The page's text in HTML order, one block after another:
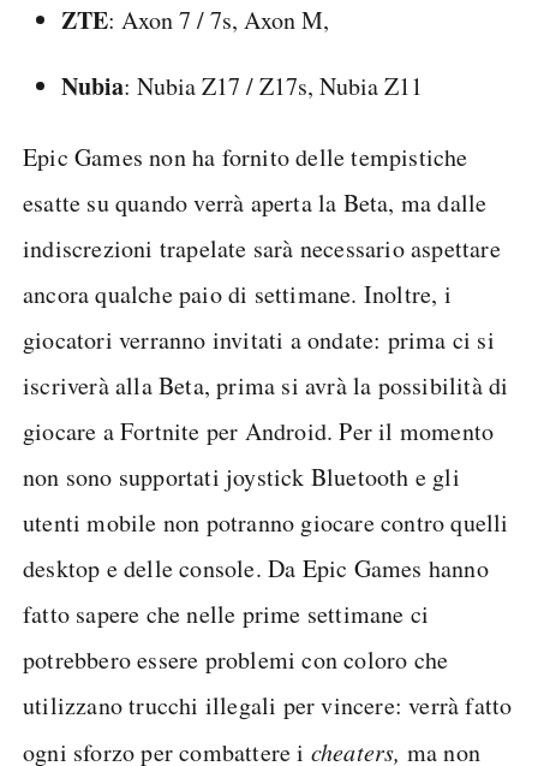
ZTE: Axon 7 / 7s, Axon M,
Nubia: Nubia Z17 / Z17s, Nubia Z11
Epic Games non ha fornito delle tempistiche
esatte su quando verrà aperta la Beta, ma dalle
indiscrezioni trapelate sarà necessario aspettare
ancora qualche paio di settimane. Inoltre, i
giocatori verranno invitati a ondate: prima ci si
iscriverà alla Beta, prima si avrà la possibilità di
giocare a Fortnite per Android. Per il momento
non sono supportati joystick Bluetooth e gli
utenti mobile non potranno giocare contro quelli
desktop e delle console. Da Epic Games hanno
fatto sapere che nelle prime settimane ci
potrebbero essere problemi con coloro che
utilizzano trucchi illegali per vincere: verrà fatto
ogni sforzo per combattere i cheaters, ma non